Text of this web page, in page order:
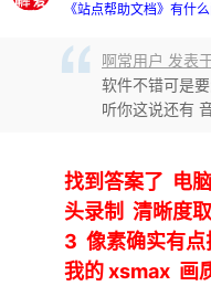
《站点帮助文档》有什
啊常用户 发表
软件不错可是
听你这说还有
找到答案了 电
头录制 清晰度
3 像素确实有点
我的 xsmax 画